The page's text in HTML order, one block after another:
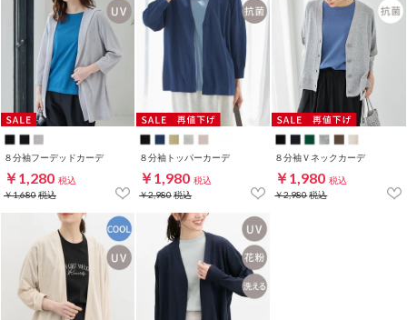
８分袖フーデッドカーデ
￥1,280 税込
￥1,680税込
８分袖トッパーカーデ
￥1,980 税込
￥2,980税込
８分袖Ｖネックカーデ
￥1,980 税込
￥2,980税込